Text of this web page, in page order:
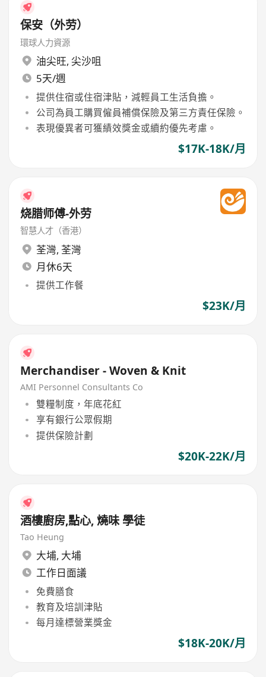
保安（外劳）
環球人力資源
油尖旺, 尖沙咀
5天/週
提供住宿或住宿津貼，減輕員工生活負擔。
公司為員工購買僱員補償保險及第三方責任保險。
表現優異者可獲績效獎金或續約優先考慮。
$17K-18K/月
烧腊师傅-外劳
智慧人才（香港）
荃灣, 荃灣
月休6天
提供工作餐
$23K/月
Merchandiser - Woven & Knit
AMI Personnel Consultants Co
雙糧制度，年底花紅
享有銀行公眾假期
提供保險計劃
$20K-22K/月
酒樓廚房,點心, 燒味 學徒
Tao Heung
大埔, 大埔
工作日面議
免費膳食
教育及培訓津貼
每月達標營業獎金
$18K-20K/月